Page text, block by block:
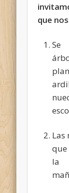
que
Se
Las
la